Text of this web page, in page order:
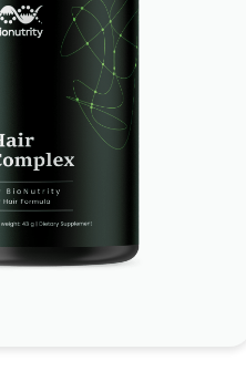
Hair Complex
Stöder naturlig hårväxt
brott och tunnande
och hårsäckar
in det